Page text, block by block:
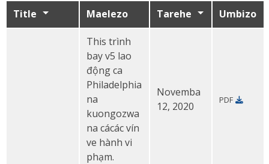
Title Maelezo Tarehe Umbizo
5 sheria flyer PDF
This trình
bay v5 lao
động ca
Philadelphia
na
kuongozwa
na cácác vín
ve hành vi
phạm.
Novemba
12, 2020
PDF